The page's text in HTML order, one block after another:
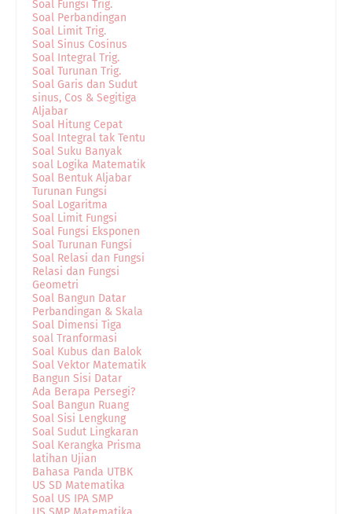
Soal Fungsi Trig.
Soal Perbandingan
Soal Limit Trig.
Soal Sinus Cosinus
Soal Integral Trig.
Soal Turunan Trig.
Soal Garis dan Sudut
sinus, Cos & Segitiga
Aljabar
Soal Hitung Cepat
Soal Integral tak Tentu
Soal Suku Banyak
soal Logika Matematik
Soal Bentuk Aljabar
Turunan Fungsi
Soal Logaritma
Soal Limit Fungsi
Soal Fungsi Eksponen
Soal Turunan Fungsi
Soal Relasi dan Fungsi
Relasi dan Fungsi
Geometri
Soal Bangun Datar
Perbandingan & Skala
Soal Dimensi Tiga
soal Tranformasi
Soal Kubus dan Balok
Soal Vektor Matematik
Bangun Sisi Datar
Ada Berapa Persegi?
Soal Bangun Ruang
Soal Sisi Lengkung
Soal Sudut Lingkaran
Soal Kerangka Prisma
latihan Ujian
Bahasa Panda UTBK
US SD Matematika
Soal US IPA SMP